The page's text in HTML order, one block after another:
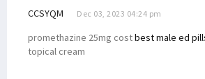
CCSYQM Dec 03, 2023 04:24 pm
promethazine 25mg costbest male ed
topical cream